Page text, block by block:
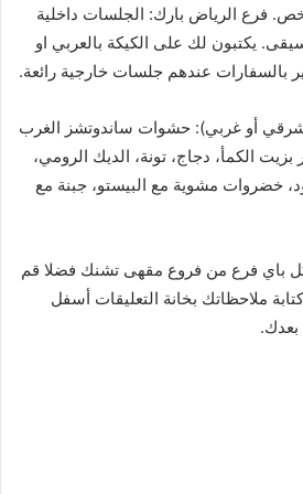
أكثر من ٢١٩٠ شخص. فرع الرياض بارك: الجلسات داخلية
يكتبون لك على الكيكة بالعربي او
بالسفارات عندهم جلسات خارجية رائعة.
أو غربي): حشوات ساندوتشز الغرب
الكمأ، دجاج، تونة، الديك الرومي،
خضروات مشوية مع البيستو، جبنة مع
باي فرع من فروع مقهى تشنك فضلا قم
ملاحظاتك بخانة التعليقات أسفل
بعدك.